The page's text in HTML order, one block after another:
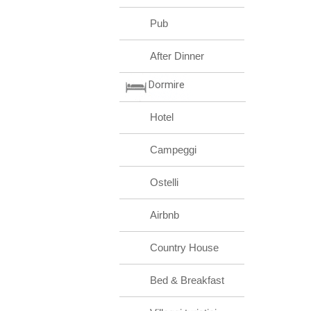
Pub
After Dinner
Dormire
Hotel
Campeggi
Ostelli
Airbnb
Country House
Bed & Breakfast